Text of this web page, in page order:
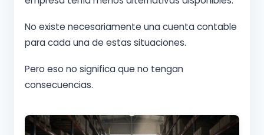
No existe necesariamente una cuenta contable
para cada una de estas situaciones.
Pero eso no significa que no tengan
consecuencias.